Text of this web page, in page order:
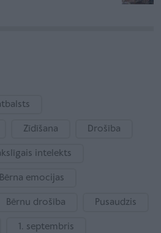
Zīdīšana Drošība
intelekts
Bērna emocijas
Bērnu drošība Pusaudzis
1. septembris